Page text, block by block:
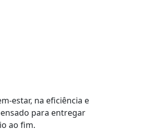
estar, na eficiência e
para entregar
ao fim.